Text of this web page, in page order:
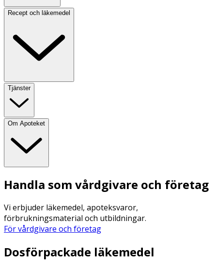
Recept och läkemedel
Tjänster
Om Apoteket
Handla som vårdgivare och företag
Vi erbjuder läkemedel, apoteksvaror,
förbrukningsmaterial och utbildningar.
För vårdgivare och företag
Dosförpackade läkemedel